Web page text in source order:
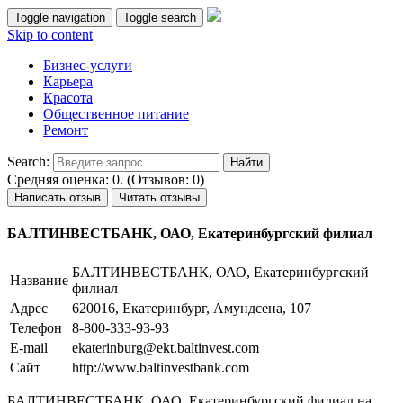
Toggle navigation Toggle search
Skip to content
Бизнес-услуги
Карьера
Красота
Общественное питание
Ремонт
Search:
Средняя оценка: 0. (Отзывов: 0)
Написать отзыв Читать отзывы
БАЛТИНВЕСТБАНК, ОАО, Екатеринбургский филиал
Название
БАЛТИНВЕСТБАНК, ОАО, Екатеринбургский
филиал
Адрес
620016, Екатеринбург, Амундсена, 107
Телефон
8-800-333-93-93
E-mail
ekaterinburg@ekt.baltinvest.com
Сайт
http://www.baltinvestbank.com